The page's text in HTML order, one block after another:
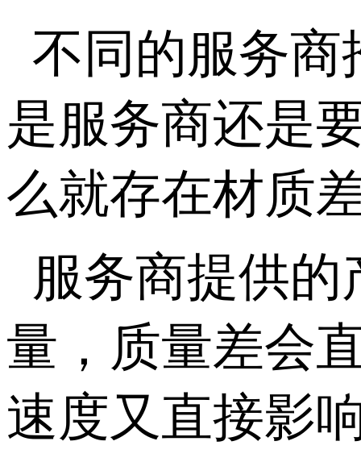
不同的服务商
是服务商还是
么就存在材质
服务商提供
量，质量差会
速度又直接影